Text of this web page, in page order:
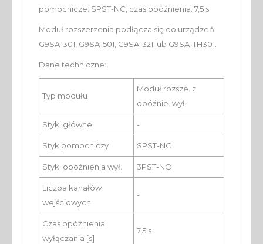
pomocnicze: SPST-NC, czas opóźnienia: 7,5 s.
Moduł rozszerzenia podłącza się do urządzeń
G9SA-301, G9SA-501, G9SA-321 lub G9SA-TH301.
Dane techniczne:
Typ modułu
Moduł rozsze. z
opóźnie. wył.
Styki główne -
Styk pomocniczy SPST-NC
Styki opóźnienia wył. 3PST-NO
Liczba kanałów
wejściowych
-
Czas opóźnienia
wyłączania [s]
7,5 s